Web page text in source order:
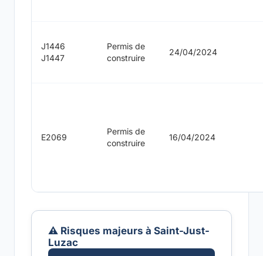
J1446
J1447
Permis de
construire
24/04/2024
E2069
Permis de
construire
16/04/2024
⚠️ Risques majeurs à Saint-Just-
Luzac